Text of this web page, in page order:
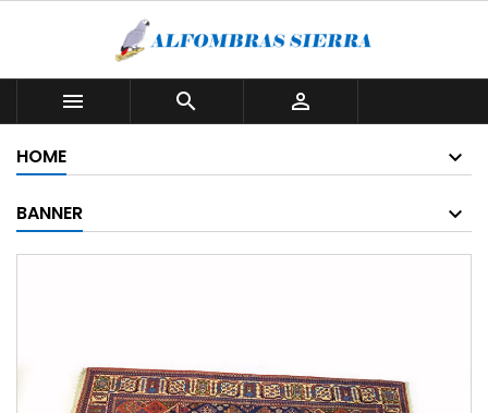
  
HOME
BANNER